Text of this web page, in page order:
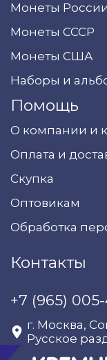
Монеты России
Монеты СССР
Монеты США
Наборы и
Помощь
О компании и
Оплата и
Скупка
Оптовикам
Обработка
Контакты
+7 (965)
г. Москва,
Русское